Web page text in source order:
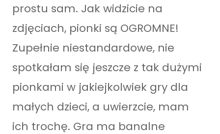
prostu sam. Jak widzicie na
zdjęciach, pionki są OGROMNE!
Zupełnie niestandardowe, nie
spotkałam się jeszcze z tak dużymi
pionkami w jakiejkolwiek gry dla
małych dzieci, a uwierzcie, mam
ich trochę. Gra ma banalne